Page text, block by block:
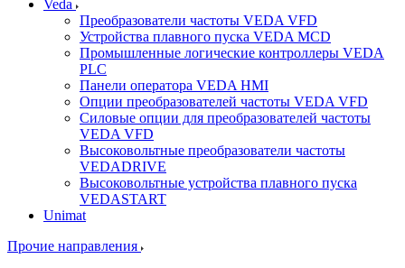
Veda
Преобразователи частоты VEDA VFD
Устройства плавного пуска VEDA MCD
Промышленные логические контроллеры VEDA
PLC
Панели оператора VEDA HMI
Опции преобразователей частоты VEDA VFD
Силовые опции для преобразователей частоты
VEDA VFD
Высоковольтные преобразователи частоты
VEDADRIVE
Высоковольтные устройства плавного пуска
VEDASTART
Unimat
Прочие направления